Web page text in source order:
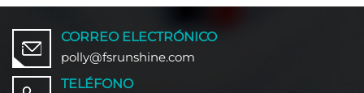
CORREO ELECTRÓNICO
polly@fsrunshine.com
TELÉFONO